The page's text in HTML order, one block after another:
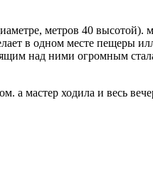
метров 40
в одном месте пещеры
над ними огромным
а мастер ходила и весь